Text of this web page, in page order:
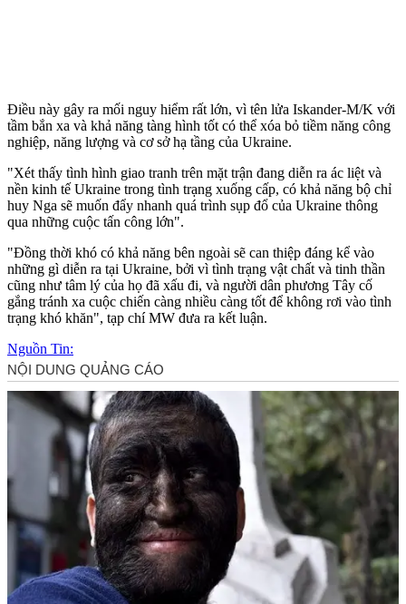
Điều này gây ra mối nguy hiểm rất lớn, vì tên lửa Iskander-M/K với
tầm bắn xa và khả năng tàng hình tốt có thể xóa bỏ tiềm năng công
nghiệp, năng lượng và cơ sở hạ tầng của Ukraine.
"Xét thấy tình hình giao tranh trên mặt trận đang diễn ra ác liệt và
nền kinh tế Ukraine trong tình trạng xuống cấp, có khả năng bộ chỉ
huy Nga sẽ muốn đẩy nhanh quá trình sụp đổ của Ukraine thông
qua những cuộc tấn công lớn".
"Đồng thời khó có khả năng bên ngoài sẽ can thiệp đáng kể vào
những gì diễn ra tại Ukraine, bởi vì tình trạng vật chất và tinh thần
cũng như tâm lý của họ đã xấu đi, và người dân phương Tây cố
gắng tránh xa cuộc chiến càng nhiều càng tốt để không rơi vào tình
trạng khó khăn", tạp chí MW đưa ra kết luận.
Nguồn Tin: